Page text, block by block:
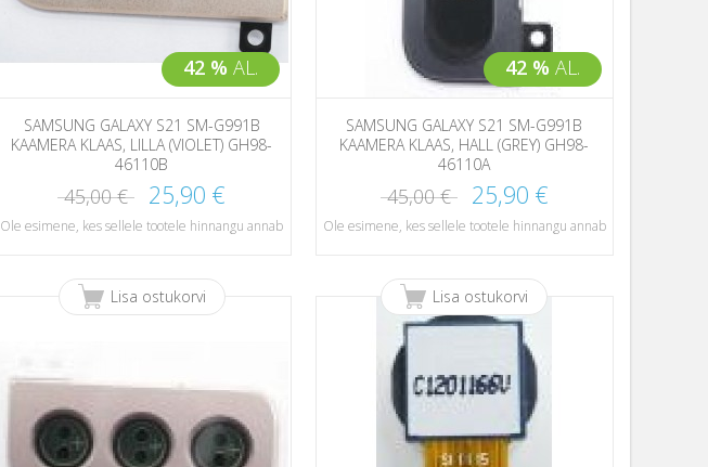
42 % AL.
SAMSUNG GALAXY S21 SM-G991B
KAAMERA KLAAS, LILLA (VIOLET) GH98-
46110B
45,00 € 25,90 €
Ole esimene, kes sellele tootele hinnangu annab
42 % AL.
SAMSUNG GALAXY S21 SM-G991B
KAAMERA KLAAS, HALL (GREY) GH98-
46110A
45,00 € 25,90 €
Ole esimene, kes sellele tootele hinnangu annab
Lisa ostukorvi Lisa ostukorvi